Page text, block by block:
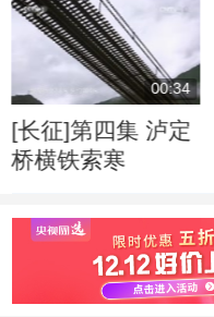
00:34
[长征]第四集 泸定
桥横铁索寒